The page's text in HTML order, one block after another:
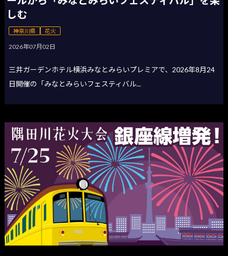
しむ
神奈川県 花火
2026年07月02日
三井ガーデンホテル横浜みなとみらいプレミアで、2026年8月24
日開催の「みなとみらいフェスティバル...